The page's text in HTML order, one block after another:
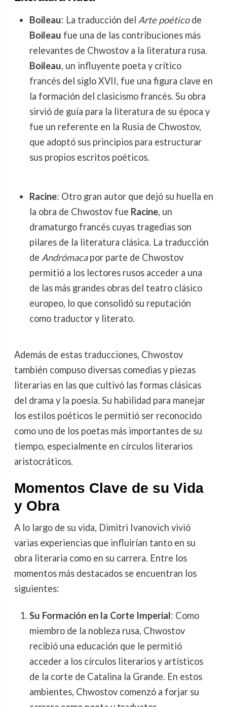
Boileau: La traducción del Arte poéticode
Boileau fue una de las contribuciones más
relevantes de Chwostov a la literatura rusa.
Boileau, un influyente poeta y crítico
francés del siglo XVII, fue una figura clave en
la formación del clasicismo francés. Su obra
sirvió de guía para la literatura de su época y
fue un referente en la Rusia de Chwostov,
que adoptó sus principios para estructurar
sus propios escritos poéticos.
Racine: Otro gran autor que dejó su huella en
la obra de Chwostov fue Racine, un
dramaturgo francés cuyas tragedias son
pilares de la literatura clásica. La traducción
de Andrómacapor parte de Chwostov
permitió a los lectores rusos acceder a una
de las más grandes obras del teatro clásico
europeo, lo que consolidó su reputación
como traductor y literato.
Además de estas traducciones, Chwostov
también compuso diversas comedias y piezas
literarias en las que cultivó las formas clásicas
del drama y la poesía. Su habilidad para manejar
los estilos poéticos le permitió ser reconocido
como uno de los poetas más importantes de su
tiempo, especialmente en círculos literarios
aristocráticos.
Momentos Clave de su Vida
y Obra
A lo largo de su vida, Dimitri Ivanovich vivió
varias experiencias que influirían tanto en su
obra literaria como en su carrera. Entre los
momentos más destacados se encuentran los
siguientes:
Su Formación en la Corte Imperial: Como
miembro de la nobleza rusa, Chwostov
recibió una educación que le permitió
acceder a los círculos literarios y artísticos
de la corte de Catalina la Grande. En estos
ambientes, Chwostov comenzó a forjar su